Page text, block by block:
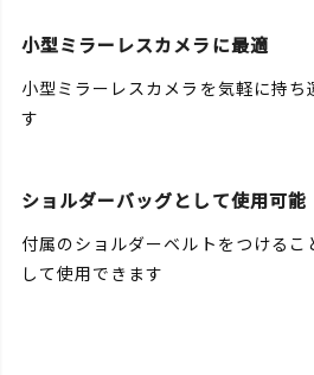
小型ミラーレスカメラに最適
小型ミラーレスカメラを気軽に持ち
す
ショルダーバッグとして使用可能
付属のショルダーベルトをつけるこ
して使用できます